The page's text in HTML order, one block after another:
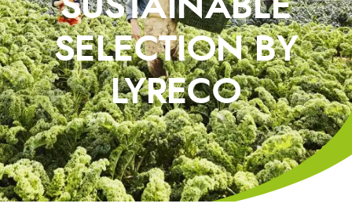
SUSTAINABLE
SELECTION BY
LYRECO